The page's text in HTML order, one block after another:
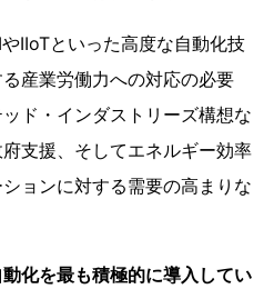
IIoTといった高度な自動化技
産業労働力への対応の必要
ド・インダストリーズ構想な
支援、そしてエネルギー効率
ョンに対する需要の高まりな
化を最も積極的に導入してい